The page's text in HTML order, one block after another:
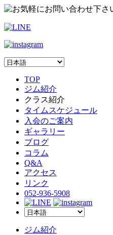
TOP
ジム紹介
クラス紹介
タイムスケジュール
入会のご案内
ギャラリー
ブログ
コラム
Q&A
アクセス
リンク
052-936-5908
ジム紹介